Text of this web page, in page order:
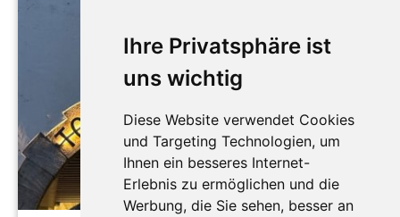
Ihre Privatsphäre ist
uns wichtig
Diese Website verwendet Cookies
und Targeting Technologien, um
Ihnen ein besseres Internet-
Erlebnis zu ermöglichen und die
Werbung, die Sie sehen, besser an
Toller Theaterspaß!